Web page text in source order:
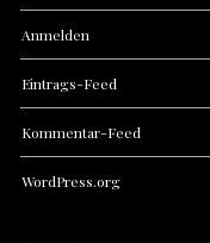
Anmelden
Eintrags-Feed
Kommentar-Feed
WordPress.org